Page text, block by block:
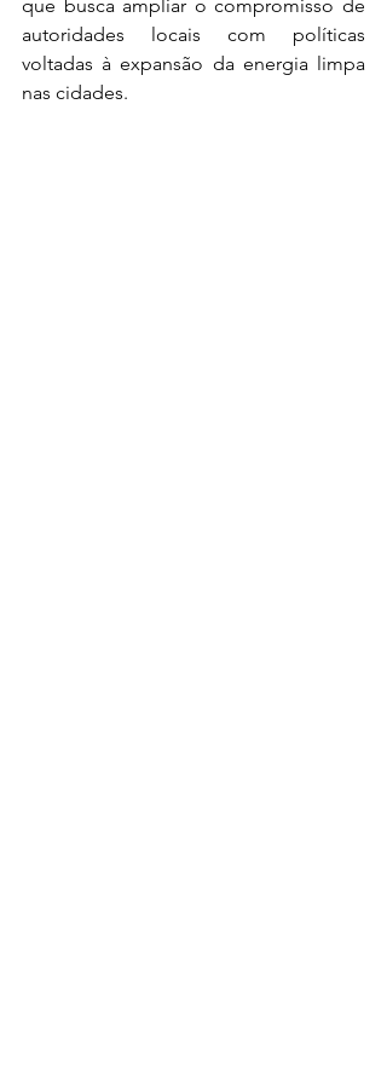
que busca ampliar o compromisso de
autoridades locais com políticas
voltadas à expansão da energia limpa
nas cidades.